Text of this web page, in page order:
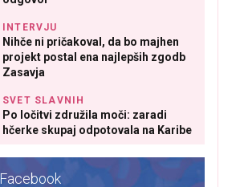
INTERVJU
Nihče ni pričakoval, da bo majhen
projekt postal ena najlepših zgodb
Zasavja
SVET SLAVNIH
Po ločitvi združila moči: zaradi
hčerke skupaj odpotovala na Karibe
Facebook